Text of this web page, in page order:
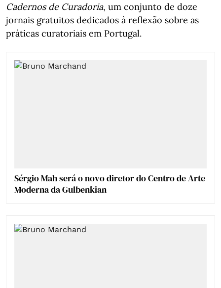
Cadernos de Curadoria, um conjunto de doze
jornais gratuitos dedicados à reflexão sobre as
práticas curatoriais em Portugal.
Sérgio Mah será o novo diretor do Centro de Arte
Moderna da Gulbenkian